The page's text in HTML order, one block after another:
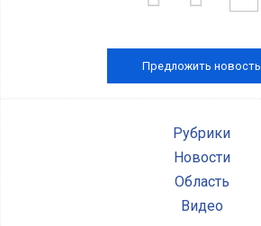
Предложить новость
Рубрики
Новости
Область
Видео